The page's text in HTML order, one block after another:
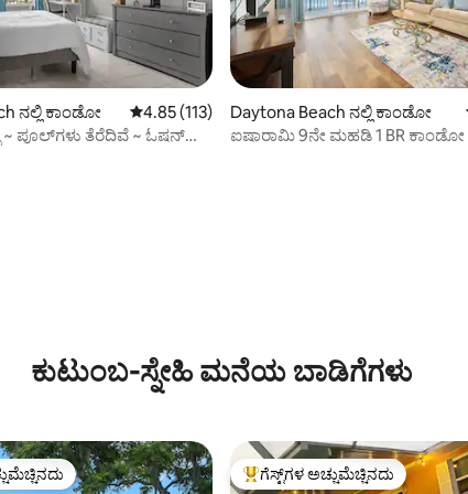
ವಿಮರ್ಶೆಗಳು
ನಲ್ಲಿ ಕಾಂಡೋ 5 ರಲ್ಲಿ 4.85 ಸರಾಸರಿ ರೇಟಿಂಗ್, 113 ವಿಮರ್ಶೆಗಳು
4.85 (113)
~ ಪೂಲ್‌ಗಳು ತೆರೆದಿವೆ ~ ಓಷನ್
Daytona Beach ನಲ್ಲಿ ಕಾಂಡೋ
ಐಷಾರಾಮಿ 9ನೇ ಮಹಡಿ 1 BR ಕಾಂಡೋ
ಕುಟುಂಬ-ಸ್ನೇಹಿ ಮನೆಯ ಬಾಡಿಗೆಗಳು
ಅಚ್ಚುಮೆಚ್ಚಿನದು ಗೆಸ್ಟ್‌ಗಳಿಗೆ ಅತಿ ಹೆಚ್ಚು ಅಚ್ಚುಮೆಚ್ಚಿನದು
ಗೆಸ್ಟ್‌ಗಳ ಅಚ್ಚುಮೆಚ್ಚಿನದು